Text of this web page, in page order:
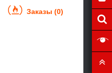
Заказы (0)